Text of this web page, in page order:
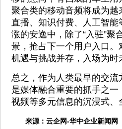
聚合类的移动音频将成为
直播、知识付费、人工智
涨的安逸中，除了“入驻”
景，抢占下一个用户入口
机遇与挑战并存，入场为时
总之，作为人类最早的交
是媒体融合重要的抓手之
视频等多元信息的沉浸式
来源： 云企网-华中企业新闻网